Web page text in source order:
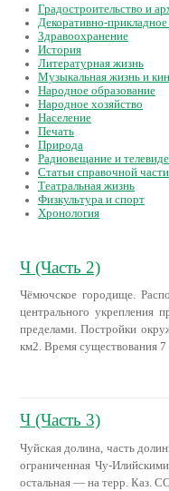
Градостроительство и
Декоративно-
Здравоохранение
История
Литературная жизнь
Музыкальная жизнь и
Народное образование
Народное хозяйство
Население
Печать
Природа
Радиовещание и
Статьи справочной
Театральная жизнь
Физкультура и спорт
Хронология
Ч (Часть 2)
Чёмючское городище.
центрального укрепления
пределами. Постройки
км2. Время существования
Ч (Часть 3)
Чуйская долина, часть
ограниченная Чу-
остальная — на терр. Каз.